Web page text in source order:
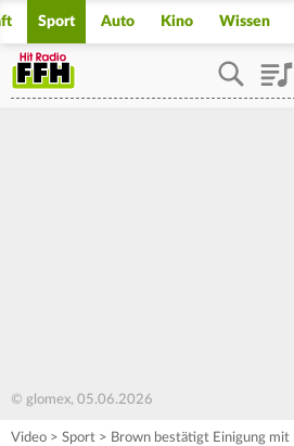
Sport Auto Kino Wissen
© glomex, 05.06.2026
Video > Sport > Brown bestätigt Einigung mit